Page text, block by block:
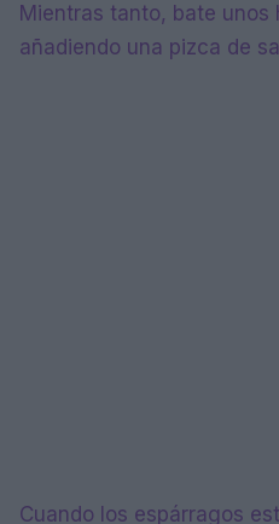
Mientras tanto, bate unos
añadiendo una pizca de
Cuando los espárragos